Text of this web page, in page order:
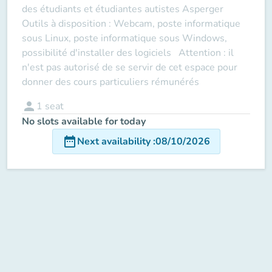
des étudiants et étudiantes autistes Asperger
Outils à disposition : Webcam, poste informatique
sous Linux, poste informatique sous Windows,
possibilité d'installer des logiciels Attention : il
n'est pas autorisé de se servir de cet espace pour
donner des cours particuliers rémunérés
person 1 seat
No slots available for today
date_rangeNext availability:08/10/2026